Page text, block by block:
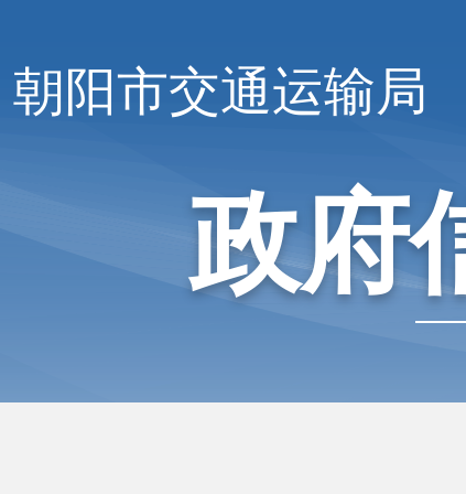
朝阳市交通运输局
政府